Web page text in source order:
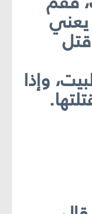
يعني
وإذا